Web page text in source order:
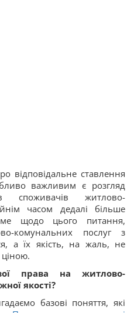
відповідальне ставлення
важливим є розгляд
споживачів житлово-
часом дедалі більше
щодо цього питання,
комунальних послуг з
а їх якість, на жаль, не
ціною.
права на житлово-
якості?
базові поняття, які